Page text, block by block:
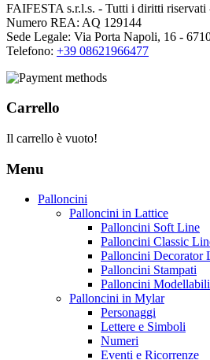
FAIFESTA s.r.l.s. - Tutti i diritti riservati
Numero REA: AQ 129144
Sede Legale: Via Porta Napoli, 16 -
Telefono: +39 08621966477
Carrello
Il carrello è vuoto!
Menu
Palloncini
Palloncini in Lattice
Palloncini Soft Line
Palloncini Classic
Palloncini Decorator
Palloncini Stampati
Palloncini Modellabili
Palloncini in Mylar
Personaggi
Lettere e Simboli
Numeri
Eventi e Ricorrenze